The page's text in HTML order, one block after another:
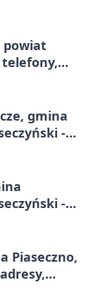
powiat
telefony,
gmina
-
-
Piaseczno,